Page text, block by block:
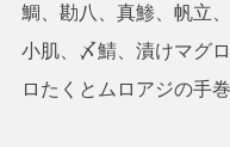
鯛、勘八、真鯵、帆立
小肌、〆鯖、漬けマグ
ロたくとムロアジの手